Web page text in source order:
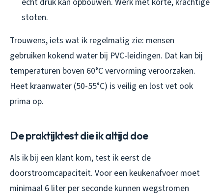
stoten.
Trouwens, iets wat ik regelmatig zie: mensen
gebruiken kokend water bij PVC-leidingen. Dat kan bij
temperaturen boven 60°C vervorming veroorzaken.
Heet kraanwater (50-55°C) is veilig en lost vet ook
prima op.
De praktijktest die ik altijd doe
Als ik bij een klant kom, test ik eerst de
doorstroomcapaciteit. Voor een keukenafvoer moet
minimaal 6 liter per seconde kunnen wegstromen